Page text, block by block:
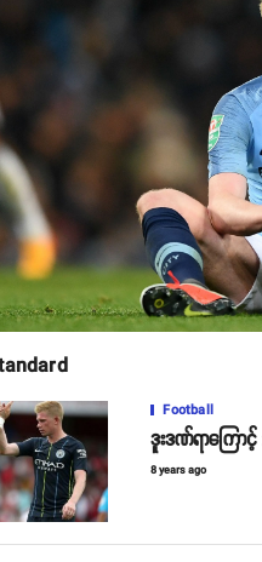
Football
ဒူးဒဏ်ရာကြေ
8 years ago